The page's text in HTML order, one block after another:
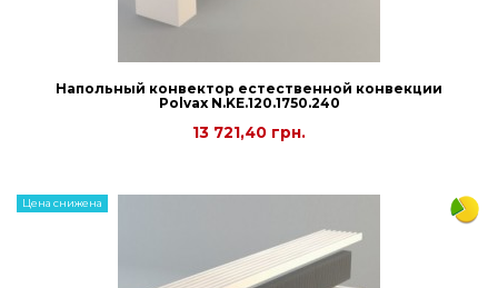
Напольный конвектор естественной конвекции
Polvax N.KE.120.1750.240
13 721,40 грн.
Цена снижена